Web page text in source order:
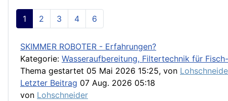
1 2 3 4 6
SKIMMER ROBOTER - Erfahrungen?
Kategorie: Wasseraufbereitung, Filtertechnik für
Thema gestartet 05 Mai 2026 15:25, von
Letzter Beitrag 07 Aug. 2026 05:18
von Lohschneider